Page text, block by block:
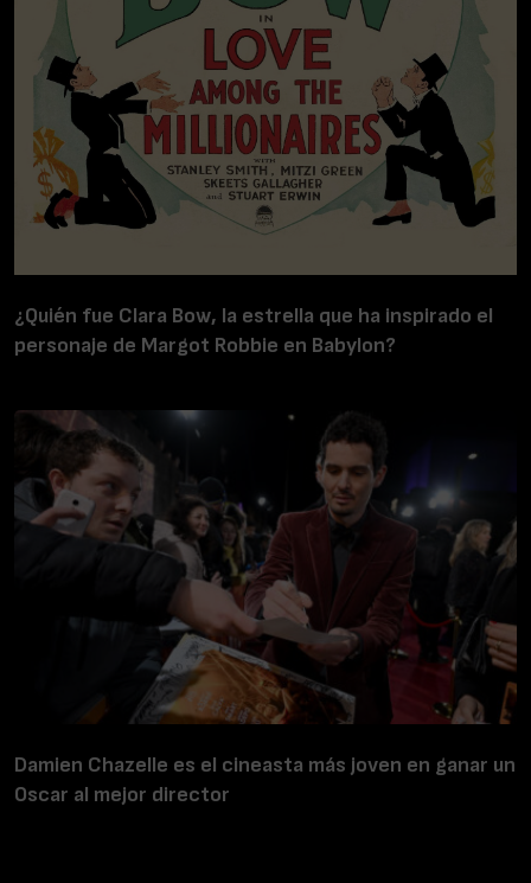
¿Quién fue Clara Bow, la estrella que ha inspirado el
personaje de Margot Robbie en Babylon?
Damien Chazelle es el cineasta más joven en ganar un
Oscar al mejor director